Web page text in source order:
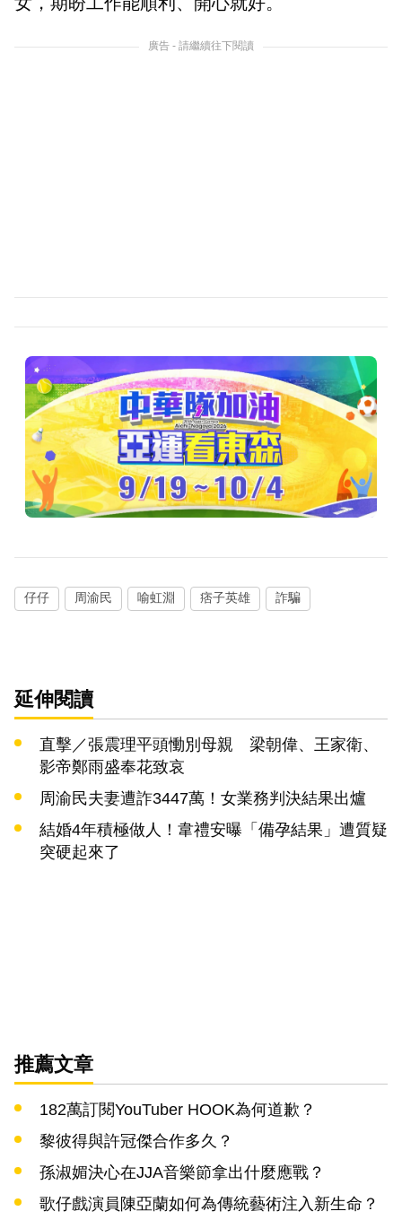
廣告 - 請繼續往下閱讀
仔仔 周渝民 喻虹淵 痞子英雄 詐騙
延伸閱讀
直擊／張震理平頭慟別母親 梁朝偉、王家衛、
影帝鄭雨盛奉花致哀
周渝民夫妻遭詐3447萬！女業務判決結果出爐
結婚4年積極做人！韋禮安曝「備孕結果」遭質疑
突硬起來了
推薦文章
182萬訂閱YouTuber HOOK為何道歉？
黎彼得與許冠傑合作多久？
孫淑媚決心在JJA音樂節拿出什麼應戰？
歌仔戲演員陳亞蘭如何為傳統藝術注入新生命？